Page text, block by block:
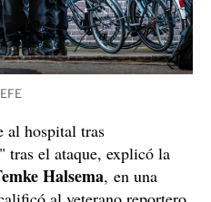
un tiroteo el pasado 6 de
de Ámsterdam,
de televisión de un
organizado. El atacante
los disparos alcanzó la